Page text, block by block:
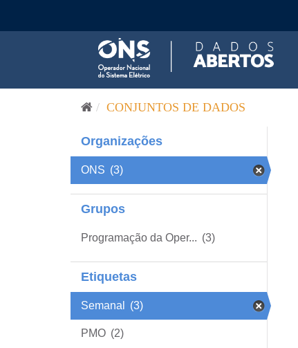
CONJUNTOS DE DADOS
Organizações
ONS (3)
Grupos
Programação da Oper... (3)
Etiquetas
Semanal (3)
PMO (2)